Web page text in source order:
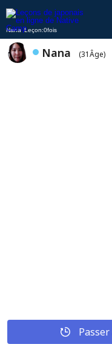
Nana Leçon:0fois
Nana (31Âge)